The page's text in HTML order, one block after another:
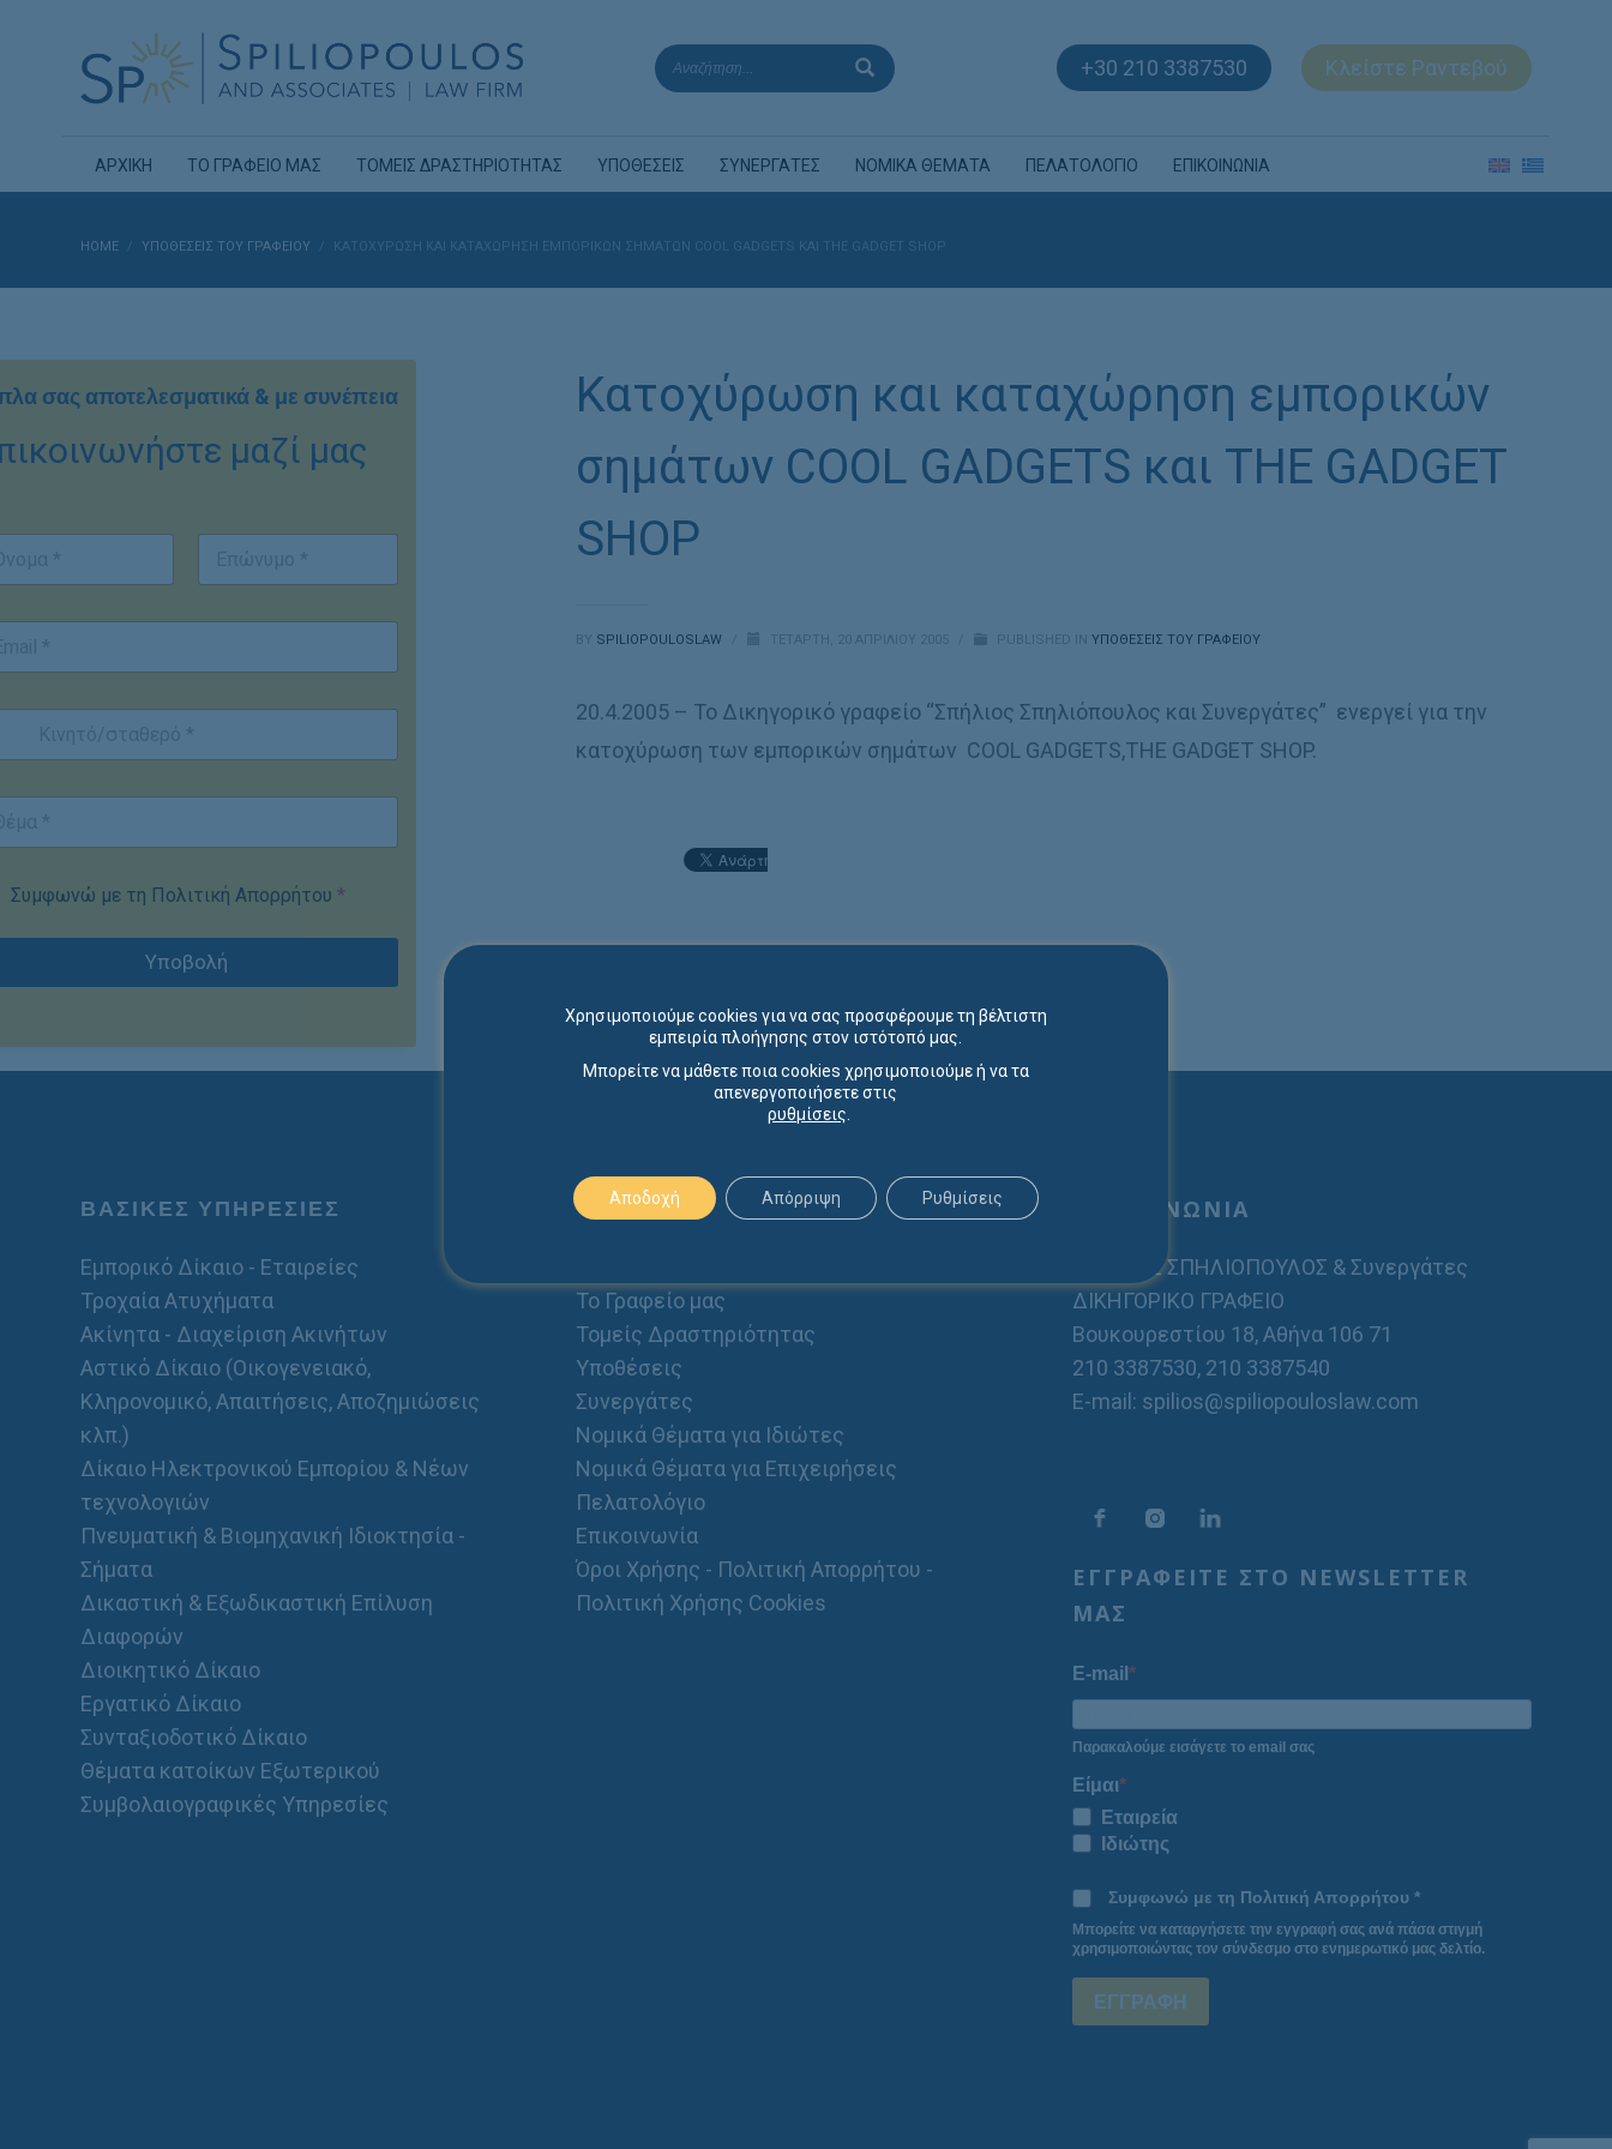
+30 210 3387530 Κλείστε Ραντεβού
ΑΡΧΙΚΗ ΤΟ ΓΡΑΦΕΙΟ ΜΑΣ ΤΟΜΕΙΣ ΔΡΑΣΤΗΡΙΟΤΗΤΑΣ ΥΠΟΘΕΣΕΙΣ ΣΥΝΕΡΓΑΤΕΣ ΝΟΜΙΚΑ ΘΕΜΑΤΑ ΠΕΛΑΤΟΛΟΓΙΟ ΕΠΙΚΟΙΝΩΝΙΑ
HOME ΥΠΟΘΈΣΕΙΣ ΤΟΥ ΓΡΑΦΕΊΟΥ ΚΑΤΟΧΎΡΩΣΗ ΚΑΙ ΚΑΤΑΧΏΡΗΣΗ ΕΜΠΟΡΙΚΏΝ ΣΗΜΆΤΩΝ COOL GADGETS ΚΑΙ THE GADGET SHOP
Κατοχύρωση και καταχώρηση εμπορικών
σημάτων COOL GADGETS και THE GADGET
SHOP
BY SPILIOPOULOSLAW ΤΕΤΆΡΤΗ, 20 ΑΠΡΙΛΊΟΥ 2005 PUBLISHED INΥΠΟΘΈΣΕΙΣ ΤΟΥ ΓΡΑΦΕΊΟΥ
20.4.2005 – Το Δικηγορικό γραφείο “Σπήλιος Σπηλιόπουλος και Συνεργάτες” ενεργεί για την
κατοχύρωση των εμπορικών σημάτων COOL GADGETS,THE GADGET SHOP.
σας αποτελεσματικά & με συνέπεια
μαζί μας
Συμφωνώ με τη Πολιτική Απορρήτου *
Υποβολή
ΒΑΣΙΚΕΣ ΥΠΗΡΕΣΙΕΣ
Εμπορικό Δίκαιο - Εταιρείες
Τροχαία Ατυχήματα
Ακίνητα - Διαχείριση Ακινήτων
Αστικό Δίκαιο (Οικογενειακό,
Κληρονομικό, Απαιτήσεις, Αποζημιώσεις
κλπ.)
Δίκαιο Ηλεκτρονικού Εμπορίου & Νέων
τεχνολογιών
Πνευματική & Βιομηχανική Ιδιοκτησία -
Σήματα
Δικαστική & Εξωδικαστική Επίλυση
Διαφορών
Διοικητικό Δίκαιο
Εργατικό Δίκαιο
Συνταξιοδοτικό Δίκαιο
Θέματα κατοίκων Εξωτερικού
Συμβολαιογραφικές Υπηρεσίες
ΠΡΟΦΙΛ
Το Γραφείο μας
Τομείς Δραστηριότητας
Υποθέσεις
Συνεργάτες
Νομικά Θέματα για Ιδιώτες
Νομικά Θέματα για Επιχειρήσεις
Πελατολόγιο
Επικοινωνία
Όροι Χρήσης - Πολιτική Απορρήτου -
Πολιτική Χρήσης Cookies
ΕΠΙΚΟΙΝΩΝΙΑ
ΣΠΗΛΙΟΣ ΣΠΗΛΙΟΠΟΥΛΟΣ & Συνεργάτες
ΔΙΚΗΓΟΡΙΚΟ ΓΡΑΦΕΙΟ
Βουκουρεστίου 18, Αθήνα 106 71
210 3387530, 210 3387540
E-mail: spilios@spiliopouloslaw.com
ΕΓΓΡΑΦΕΙΤΕ ΣΤΟ NEWSLETTER
ΜΑΣ
E-mail
Παρακαλούμε εισάγετε το email σας
Είμαι
Εταιρεία
Ιδιώτης
Συμφωνώ με τη Πολιτική Απορρήτου *
Μπορείτε να καταργήσετε την εγγραφή σας ανά πάσα στιγμή
χρησιμοποιώντας τον σύνδεσμο στο ενημερωτικό μας δελτίο.
ΕΓΓΡΑΦΗ
Χρησιμοποιούμε cookies για να σας προσφέρουμε τη βέλτιστη
εμπειρία πλοήγησης στον ιστότοπό μας.
Μπορείτε να μάθετε ποια cookies χρησιμοποιούμε ή να τα
απενεργοποιήσετε στις
ρυθμίσεις
Αποδοχή Απόρριψη Ρυθμίσεις